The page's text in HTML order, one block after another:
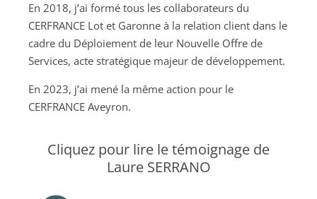
En 2018, j’ai formé tous les collaborateurs du
CERFRANCE Lot et Garonne à la relation client dans le
cadre du Déploiement de leur Nouvelle Offre de
Services, acte stratégique majeur de développement.
En 2023, j’ai mené la même action pour le
CERFRANCE Aveyron.
Cliquez pour lire le témoignage de
Laure SERRANO